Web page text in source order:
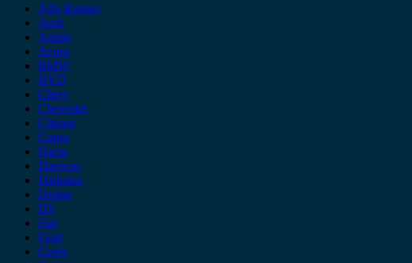
Alfa Romeo
Audi
Austin
Acura
BMW
BYD
Chery
Chevrolet
Citroen
Cupra
Dacia
Daewoo
Daihatsu
Dodge
DS
Fiat
Ford
Geely